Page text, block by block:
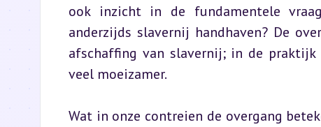
ook inzicht in de fundamentele
anderzijds slavernij handhaven? De
afschaffing van slavernij; in de
veel moeizamer.
Wat in onze contreien de overgang